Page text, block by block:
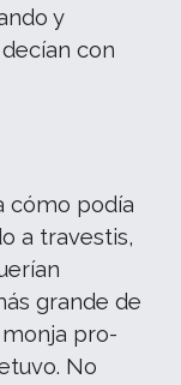
y
con
cómo podía
a travestis,
grande de
monja pro-
No